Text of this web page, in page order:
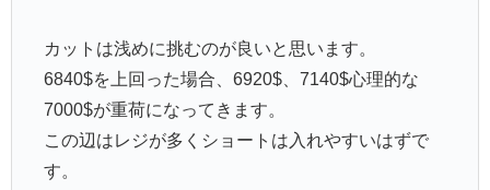
カットは浅めに挑むのが良いと思います。
6840$を上回った場合、6920$、7140$心理的な
7000$が重荷になってきます。
この辺はレジが多くショートは入れやすいはずで
す。